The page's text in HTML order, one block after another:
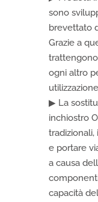
sono
brevettato
Grazie a
ogni altro
▶ La
inchiostro
e portare
a causa
capacità